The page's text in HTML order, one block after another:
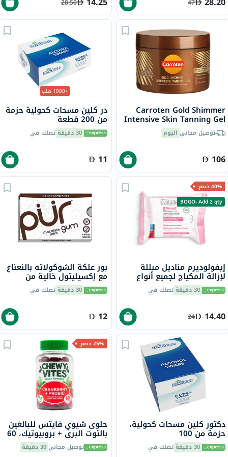
47
28.50
Carroten Gold Shimmer
Intensive Skin Tanning Gel
150mlتوصيل مجاني اليوم
106
+1000 طلب
در كلين مسحات كحولية حزمة
من 200 قطعة
30 دقيقة تصلك في
11
40% خصم
BOGO- Add 2 qty
إيفولوديرم مناديل مبللة
لإزالة المكياج لجميع أنواع
البشرة 25 منديلًا 162730 دقيقة تصلك في
14.40
24
بور علكة الشوكولاته بالنعناع
مع إكسيليتول خالية من
الأسبارتام والسكر 9 قطع
30 دقيقة تصلك في
12
دكتور كلين مسحات كحولية،
حزمة من 100
30 دقيقة تصلك في
25% خصم
حلوى شيوي فايتس للبالغين
بالتوت البري + بروبيوتيك، 60
قطعة توصيل مجاني30 دقيقة